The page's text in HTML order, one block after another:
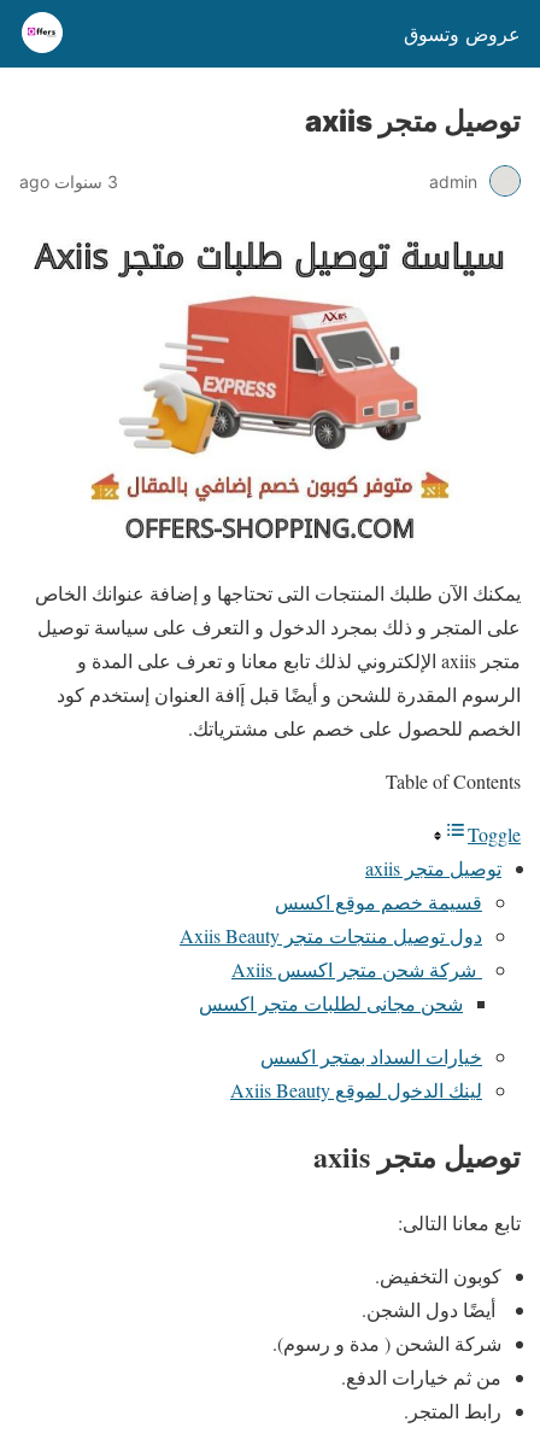
عروض وتسوق
توصيل متجر axiis
admin 3 سنوات ago
يمكنك الآن طلبك المنتجات التى تحتاجها و إضافة عنوانك الخاص
على المتجر و ذلك بمجرد الدخول و التعرف على سياسة توصيل
متجر axiis الإلكتروني لذلك تابع معانا و تعرف على المدة و
الرسوم المقدرة للشحن و أيضًا قبل إَافة العنوان إستخدم كود
الخصم للحصول على خصم على مشترياتك.
Table of Contents
Toggle
توصيل متجر axiis
قسيمة خصم موقع اكسس
دول توصيل منتجات متجر Axiis Beauty
شركة شحن متجر اكسس Axiis
شحن مجانى لطلبات متجر اكسس
خيارات السداد بمتجر اكسس
لينك الدخول لموقع Axiis Beauty
توصيل متجر axiis
تابع معانا التالى:
كوبون التخفيض.
أيضًا دول الشجن.
شركة الشحن ( مدة و رسوم).
من ثم خيارات الدفع.
رابط المتجر.